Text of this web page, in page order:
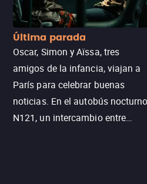
Última parada
Oscar, Simon y Aïssa, tres
amigos de la infancia, viajan a
París para celebrar buenas
noticias. En el autobús nocturno
N121, un intercambio entre